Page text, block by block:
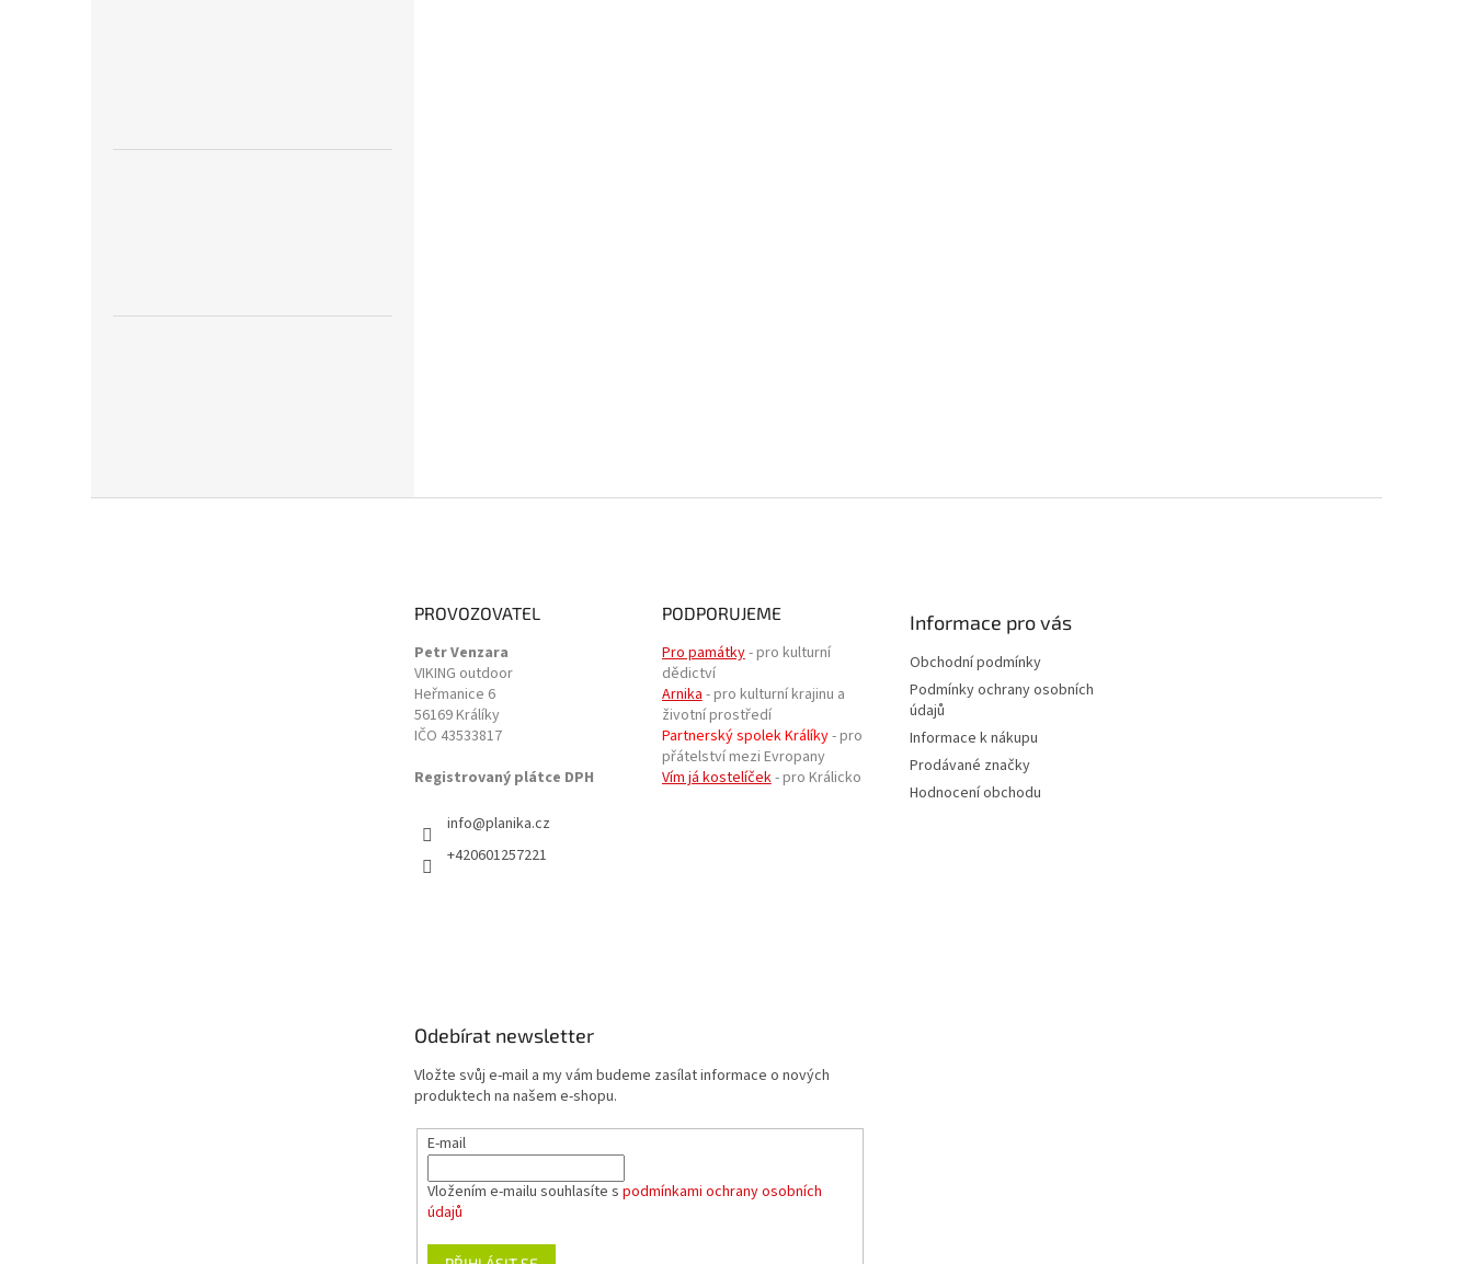
PROVOZOVATEL
Petr Venzara
VIKING outdoor
Heřmanice 6
56169 Králíky
IČO 43533817
Registrovaný plátce DPH
info@planika.cz
+420601257221
PODPORUJEME
Pro památky- pro kulturní
dědictví
Arnika - pro kulturní krajinu a
životní prostředí
Partnerský spolek Králíky- pro
přátelství mezi Evropany
Vím já kostelíček- pro Králicko
Informace pro vás
Obchodní podmínky
Podmínky ochrany osobních
údajů
Informace k nákupu
Prodávané značky
Hodnocení obchodu
Odebírat newsletter
Vložte svůj e-mail a my vám budeme zasílat informace o nových
produktech na našem e-shopu.
E-mail
Vložením e-mailu souhlasíte s podmínkami ochrany osobních
údajů